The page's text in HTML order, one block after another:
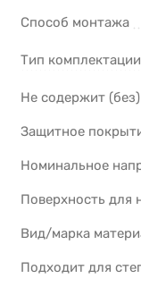
Способ монтажа
Тип комплектации
Не содержит (без)
Защитное
Номинальное
Поверхность для
Вид/марка
Подходит для